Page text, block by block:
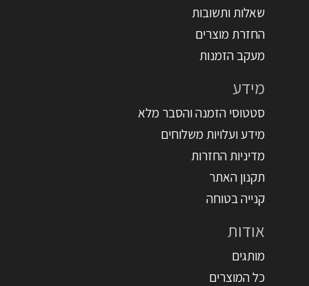
שאלות ותשובות
החזרת מוצרים
מעקב הזמנות
מידע
סטטוסי הזמנה והסבר מלא
מידע ועלויות משלוחים
מדיניות החזרות
תקנון האתר
קנייה בטוחה
אודות
מותגים
כל המוצרים